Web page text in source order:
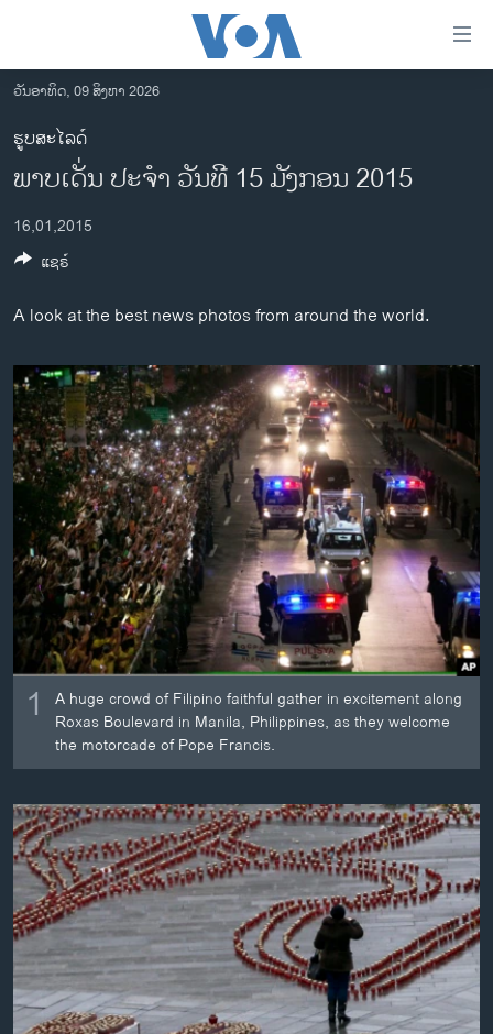
ເຂົ້າ
ຫາ
ຂ້າມ
ຂ້າມ
ໄປ
ຫາ
ຄົ້ນ
ລາວ
ອາເມຣິກາ
ການເລືອກຕັ້ງ ປະທານາທີບໍດີ ສະຫະລັດ 2024
ຂ່າວ​ຈີນ
ໂລກ
ອິດສະຫຼະພາບດ້ານການຂ່າວ
ຊີວິດຊາວລາວ
ຊຸມຊົນຊາວລາວ
ວິທະຍາສາດ-ເທັກໂນໂລຈີ
ທຸລະກິດ
ພາສາອັງກິດ
ວີດີໂອ
ສຽງ
ລາຍການກະຈາຍສຽງ
ລາຍງານ
ຕິດຕາມພວກເຮົາ ທີ່
ພາສາຕ່າງໆ
ວັນອາທິດ, 09 ສິງຫາ 2026
ຮູບສະໄລດ໌
ພາບ​ເດັ່ນ ປະ​ຈຳ ວັນ​ທີ 15 ມັງ​ກອນ 2015
16,01,2015
A look at the best news photos from around the world.
1
A huge crowd of Filipino faithful gather in excitement along
Roxas Boulevard in Manila, Philippines, as they welcome
the motorcade of Pope Francis.
ແຊຣ໌